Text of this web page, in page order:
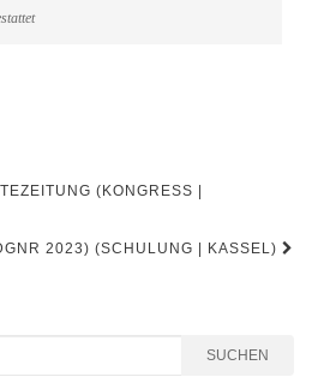
(KONGRESS |
2023) (SCHULUNG | KASSEL)
SUCHEN